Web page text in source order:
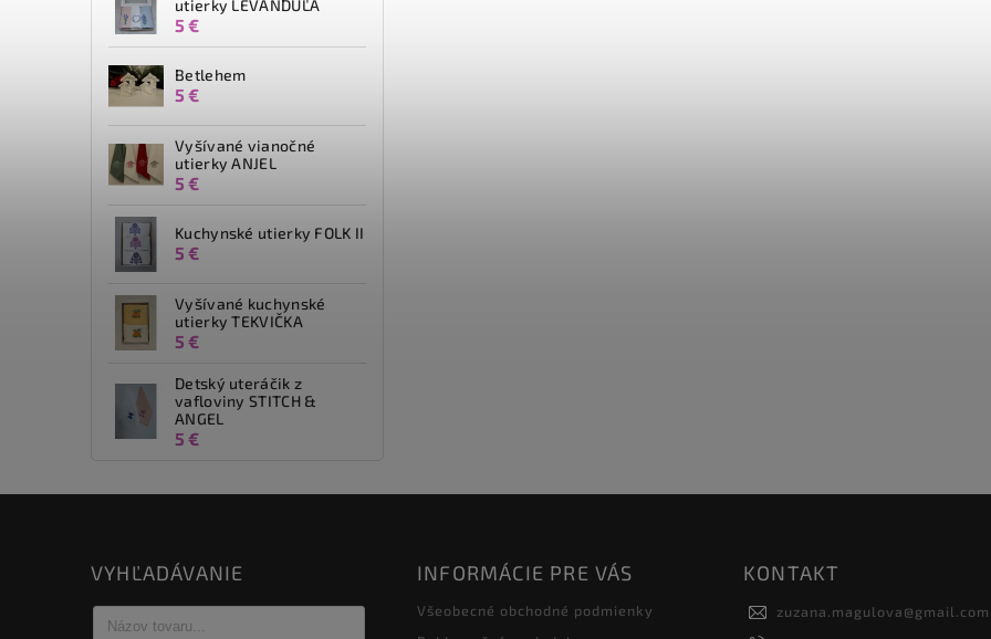
utierky LEVANDUĽA
5 €
Betlehem
5 €
Vyšívané vianočné
utierky ANJEL
5 €
Kuchynské utierky FOLK II
5 €
Vyšívané kuchynské
utierky TEKVIČKA
5 €
Detský uteráčik z
vafloviny STITCH &
ANGEL
5 €
VYHĽADÁVANIE INFORMÁCIE PRE VÁS
Všeobecné obchodné podmienky
KONTAKT
zuzana.magulova@gmail.com